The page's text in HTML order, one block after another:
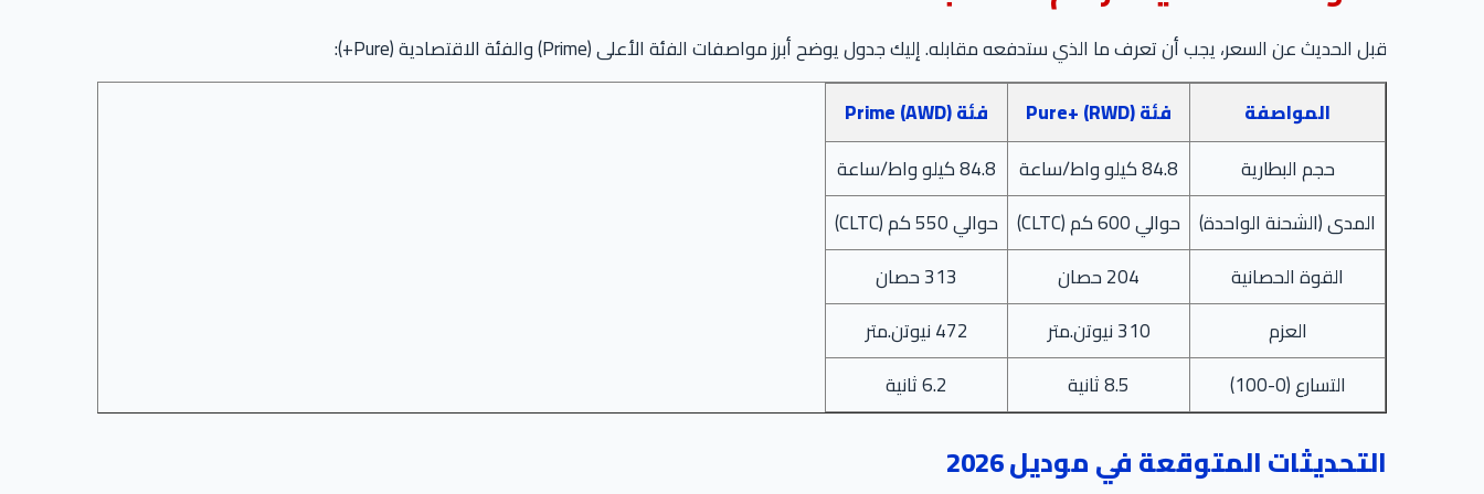
قبل الحديث عن السعر، يجب أن تعرف ما الذي ستدفعه مقابله. إليك جدول يوضح أبرز مواصفات الفئة الأعلى (Prime) والفئة الاقتصادية (Pure+):
المواصفة
فئة Pure+ (RWD)
فئة Prime (AWD)
حجم البطارية
84.8 كيلو واط/ساعة
84.8 كيلو واط/ساعة
المدى (الشحنة الواحدة) حوالي 600 كم (CLTC)
حوالي 550 كم (CLTC)
القوة الحصانية
204 حصان
313 حصان
العزم
310 نيوتن.متر
472 نيوتن.متر
التسارع (0-100)
8.5 ثانية 6.2 ثانية
التحديثات المتوقعة في موديل 2026